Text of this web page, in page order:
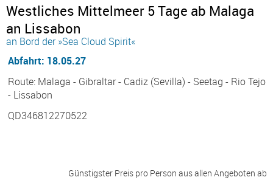
Westliches Mittelmeer 5 Tage ab Malaga
an Lissabon
an Bord der »Sea Cloud Spirit«
Abfahrt: 18.05.27
Route: Malaga - Gibraltar - Cadiz (Sevilla) - Seetag - Rio Tejo
- Lissabon
QD346812270522
Günstigster Preis pro Person aus allen Angeboten ab